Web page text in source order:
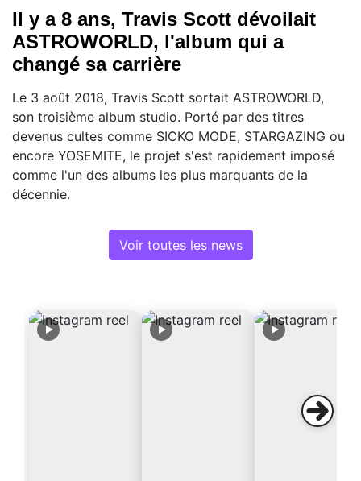
Il y a 8 ans, Travis Scott dévoilait
ASTROWORLD, l'album qui a
changé sa carrière
Le 3 août 2018, Travis Scott sortait ASTROWORLD,
son troisième album studio. Porté par des titres
devenus cultes comme SICKO MODE, STARGAZING ou
encore YOSEMITE, le projet s'est rapidement imposé
comme l'un des albums les plus marquants de la
décennie.
Voir toutes les news